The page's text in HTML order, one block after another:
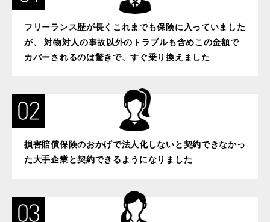
フリーランス歴が長くこれまでも保険に入っていました
が、 対物対人の事故以外のトラブルも含めこの金額で
カバーされるのは驚きで、すぐ乗り換えました
損害賠償保険のおかげで法人化しないと契約できなかっ
た大手企業と契約できるようになりました